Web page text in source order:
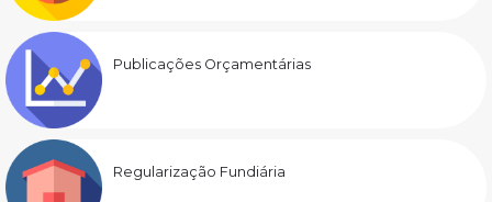
Publicações Orçamentárias
Regularização Fundiária